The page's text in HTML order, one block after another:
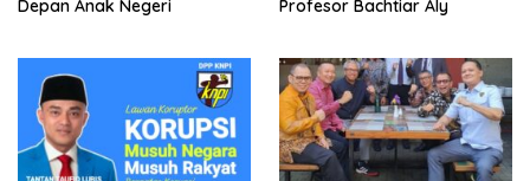
Depan Anak Negeri
Profesor Bachtiar Aly